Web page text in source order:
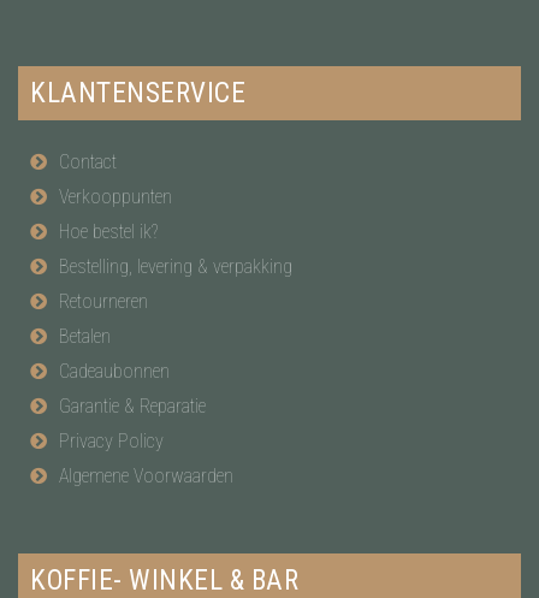
KLANTENSERVICE
Contact
Verkooppunten
Hoe bestel ik?
Bestelling, levering & verpakking
Retourneren
Betalen
Cadeaubonnen
Garantie & Reparatie
Privacy Policy
Algemene Voorwaarden
KOFFIE- WINKEL & BAR